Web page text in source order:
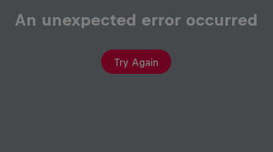
An unexpected error occurred
Try Again